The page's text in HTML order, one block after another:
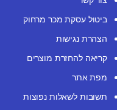
ביטול עסקת מכר מרחוק
הצהרת נגישות
קריאה להחזרת מוצרים
מפת אתר
תשובות לשאלות נפוצות